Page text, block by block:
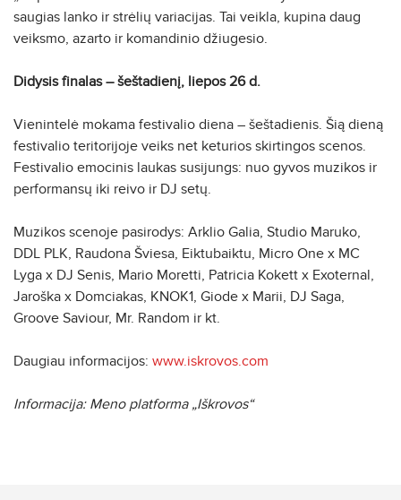
saugias lanko ir strėlių variacijas. Tai veikla, kupina daug
veiksmo, azarto ir komandinio džiugesio.
Didysis finalas – šeštadienį, liepos 26 d.
Vienintelė mokama festivalio diena – šeštadienis. Šią dieną
festivalio teritorijoje veiks net keturios skirtingos scenos.
Festivalio emocinis laukas susijungs: nuo gyvos muzikos ir
performansų iki reivo ir DJ setų.
Muzikos scenoje pasirodys: Arklio Galia, Studio Maruko,
DDL PLK, Raudona Šviesa, Eiktubaiktu, Micro One x MC
Lyga x DJ Senis, Mario Moretti, Patricia Kokett x Exoternal,
Jaroška x Domciakas, KNOK1, Giode x Marii, DJ Saga,
Groove Saviour, Mr. Random ir kt.
Daugiau informacijos: www.iskrovos.com
Informacija: Meno platforma „Iškrovos“